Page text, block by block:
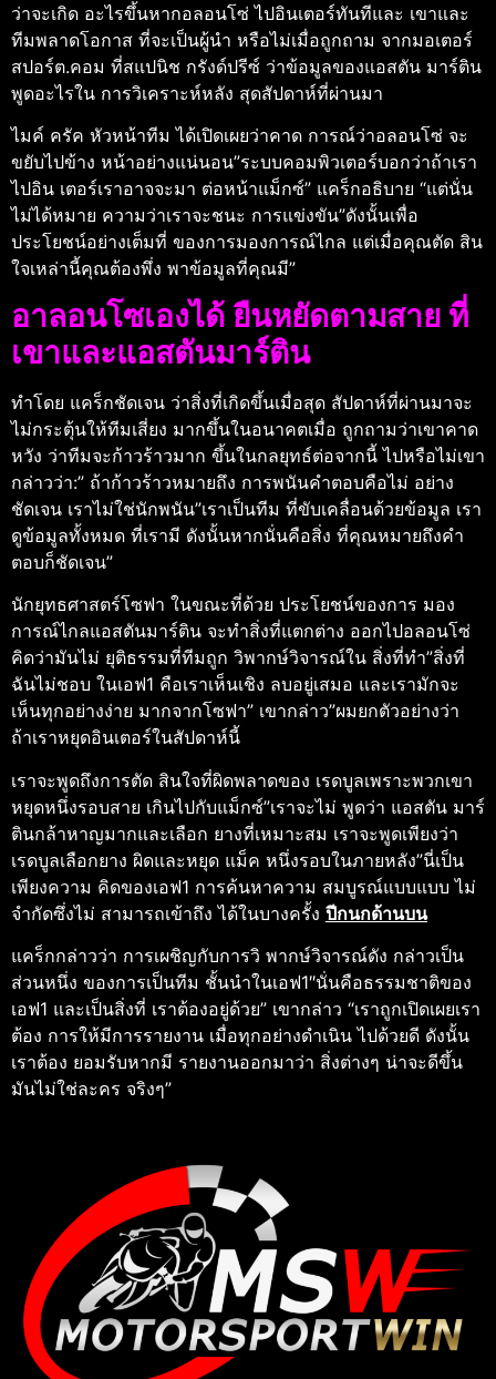
ว่าจะเกิด อะไรขึ้นหากอลอนโซ่ ไปอินเตอร์ทันทีและ เขาและ
ทีมพลาดโอกาส ที่จะเป็นผู้นํา หรือไม่เมื่อถูกถาม จากมอเตอร์
สปอร์ต.คอม ที่สแปนิช กรังด์ปรีซ์ ว่าข้อมูลของแอสตัน มาร์ติน
พูดอะไรใน การวิเคราะห์หลัง สุดสัปดาห์ที่ผ่านมา
ไมค์ ครัค หัวหน้าทีม ได้เปิดเผยว่าคาด การณ์ว่าอลอนโซ่ จะ
ขยับไปข้าง หน้าอย่างแน่นอน”ระบบคอมพิวเตอร์บอกว่าถ้าเรา
ไปอิน เตอร์เราอาจจะมา ต่อหน้าแม็กซ์” แคร็กอธิบาย “แต่นั่น
ไม่ได้หมาย ความว่าเราจะชนะ การแข่งขัน”ดังนั้นเพื่อ
ประโยชน์อย่างเต็มที่ ของการมองการณ์ไกล แต่เมื่อคุณตัด สิน
ใจเหล่านี้คุณต้องพึ่ง พาข้อมูลที่คุณมี”
อาลอนโซเองได้ ยืนหยัดตามสาย ที่
เขาและแอสตันมาร์ติน
ทําโดย แคร็กชัดเจน ว่าสิ่งที่เกิดขึ้นเมื่อสุด สัปดาห์ที่ผ่านมาจะ
ไม่กระตุ้นให้ทีมเสี่ยง มากขึ้นในอนาคตเมื่อ ถูกถามว่าเขาคาด
หวัง ว่าทีมจะก้าวร้าวมาก ขึ้นในกลยุทธ์ต่อจากนี้ ไปหรือไม่เขา
กล่าวว่า:” ถ้าก้าวร้าวหมายถึง การพนันคําตอบคือไม่ อย่าง
ชัดเจน เราไม่ใช่นักพนัน”เราเป็นทีม ที่ขับเคลื่อนด้วยข้อมูล เรา
ดูข้อมูลทั้งหมด ที่เรามี ดังนั้นหากนั่นคือสิ่ง ที่คุณหมายถึงคํา
ตอบก็ชัดเจน”
นักยุทธศาสตร์โซฟา ในขณะที่ด้วย ประโยชน์ของการ มอง
การณ์ไกลแอสตันมาร์ติน จะทําสิ่งที่แตกต่าง ออกไปอลอนโซ่
คิดว่ามันไม่ ยุติธรรมที่ทีมถูก วิพากษ์วิจารณ์ใน สิ่งที่ทํา”สิ่งที่
ฉันไม่ชอบ ในเอฟ1 คือเราเห็นเชิง ลบอยู่เสมอ และเรามักจะ
เห็นทุกอย่างง่าย มากจากโซฟา” เขากล่าว”ผมยกตัวอย่างว่า
ถ้าเราหยุดอินเตอร์ในสัปดาห์นี้
เราจะพูดถึงการตัด สินใจที่ผิดพลาดของ เรดบูลเพราะพวกเขา
หยุดหนึ่งรอบสาย เกินไปกับแม็กซ์”เราจะไม่ พูดว่า แอสตัน มาร์
ตินกล้าหาญมากและเลือก ยางที่เหมาะสม เราจะพูดเพียงว่า
เรดบูลเลือกยาง ผิดและหยุด แม็ค หนึ่งรอบในภายหลัง”นี่เป็น
เพียงความ คิดของเอฟ1 การค้นหาความ สมบูรณ์แบบแบบ ไม่
จํากัดซึ่งไม่ สามารถเข้าถึง ได้ในบางครั้ง ปีกนกด้านบน
แคร็กกล่าวว่า การเผชิญกับการวิ พากษ์วิจารณ์ดัง กล่าวเป็น
ส่วนหนึ่ง ของการเป็นทีม ชั้นนําในเอฟ1″นั่นคือธรรมชาติของ
เอฟ1 และเป็นสิ่งที่ เราต้องอยู่ด้วย” เขากล่าว “เราถูกเปิดเผยเรา
ต้อง การให้มีการรายงาน เมื่อทุกอย่างดําเนิน ไปด้วยดี ดังนั้น
เราต้อง ยอมรับหากมี รายงานออกมาว่า สิ่งต่างๆ น่าจะดีขึ้น
มันไม่ใช่ละคร จริงๆ”